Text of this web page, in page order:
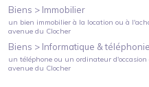
Biens > Immobilier
un bien immobilier à la location ou à
avenue du Clocher
Biens > Informatique & téléphonie
un téléphone ou un ordinateur d'occasion
avenue du Clocher